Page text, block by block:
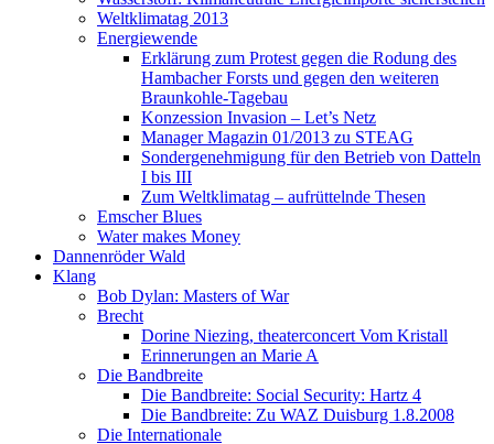
Weltklimatag 2013
Energiewende
Erklärung zum Protest gegen die Rodung des
Hambacher Forsts und gegen den weiteren
Braunkohle-Tagebau
Konzession Invasion – Let’s Netz
Manager Magazin 01/2013 zu STEAG
Sondergenehmigung für den Betrieb von Datteln
I bis III
Zum Weltklimatag – aufrüttelnde Thesen
Emscher Blues
Water makes Money
Dannenröder Wald
Klang
Bob Dylan: Masters of War
Brecht
Dorine Niezing, theaterconcert Vom Kristall
Erinnerungen an Marie A
Die Bandbreite
Die Bandbreite: Social Security: Hartz 4
Die Bandbreite: Zu WAZ Duisburg 1.8.2008
Die Internationale